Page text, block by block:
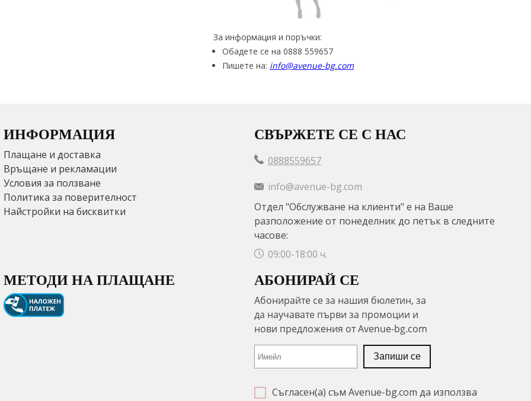
За информация и поръчки:
Обадете се на 0888 559657
Пишете на: info@avenue-bg.com
ИНФОРМАЦИЯ
Плащане и доставка
Връщане и рекламации
Условия за ползване
Политика за поверителност
Найстройки на бисквитки
СВЪРЖЕТЕ СЕ С НАС
0888559657
info@avenue-bg.com
Отдел "Обслужване на клиенти" е на Ваше
разположение от понеделник до петък в следните
часове:
09:00-18:00 ч.
МЕТОДИ НА ПЛАЩАНЕ АБОНИРАЙ СЕ
Съгласен(а) съм Avenue-bg.com да използва